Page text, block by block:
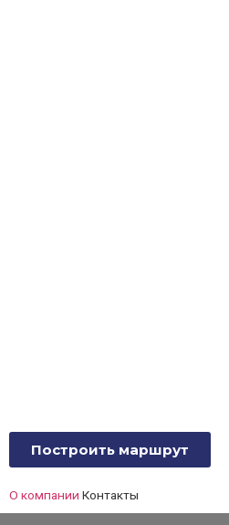
Построить маршрут
O компании Контакты